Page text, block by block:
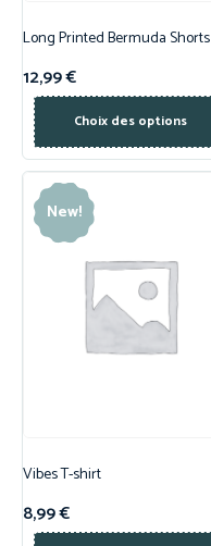
Long Printed Bermuda Shorts
12,99€
Choix des options
New!
Vibes T-shirt
8,99€